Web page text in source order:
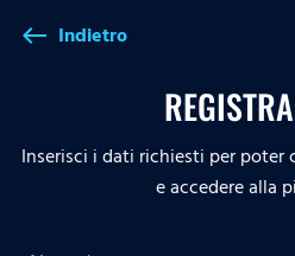
west Indietro
Inserisci i dati richiesti per poter
e accedere alla